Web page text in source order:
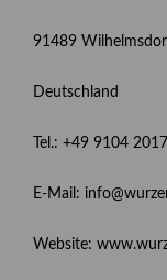
91489
Deutschland
Tel.: +49 9104 2017
E-Mail:
Website: